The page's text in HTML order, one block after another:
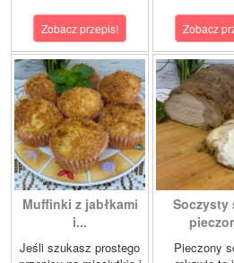
Zobacz przepis! Zobacz
Muffinki z jabłkami
i...
Jeśli szukasz prostego
Soczysty
Pieczony